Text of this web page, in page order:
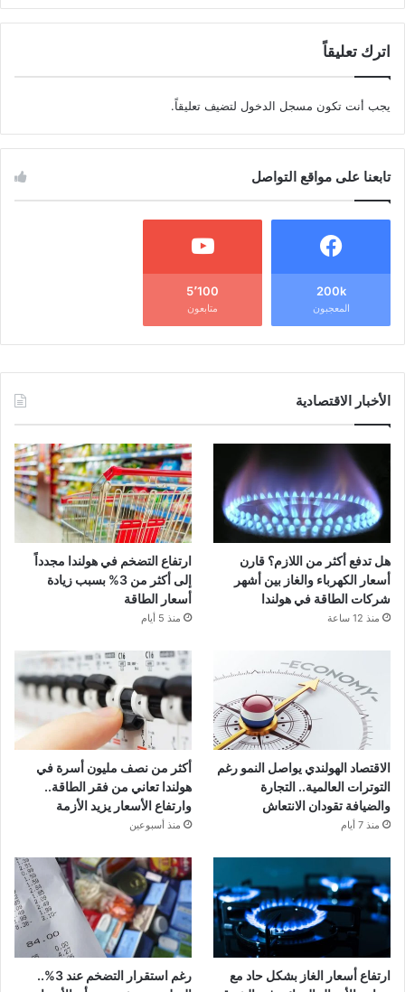
اترك تعليقاً
يجب أنت تكون مسجل الدخول لتضيف تعليقاً.
تابعنا على مواقع التواصل
200k
المعجبون
5٬100
متابعون
الأخبار الاقتصادية
هل تدفع أكثر من اللازم؟ قارن
أسعار الكهرباء والغاز بين أشهر
شركات الطاقة في هولندا
منذ 12 ساعة
ارتفاع التضخم في هولندا مجدداً
إلى أكثر من 3% بسبب زيادة
أسعار الطاقة
منذ 5 أيام
الاقتصاد الهولندي يواصل النمو رغم
التوترات العالمية.. التجارة
والضيافة تقودان الانتعاش
منذ 7 أيام
أكثر من نصف مليون أسرة في
هولندا تعاني من فقر الطاقة..
وارتفاع الأسعار يزيد الأزمة
منذ أسبوعين
ارتفاع أسعار الغاز بشكل حاد مع
رغم استقرار التضخم عند 3%..